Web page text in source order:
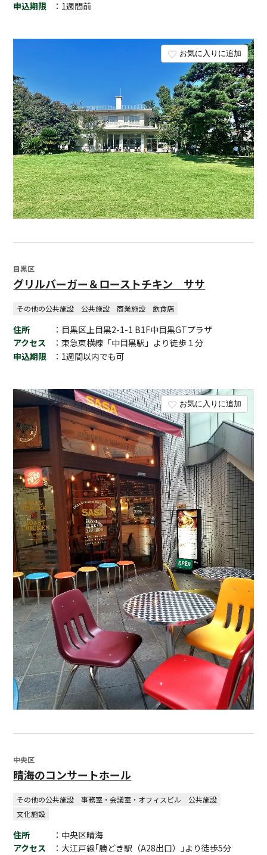
お気に入りに追加
申込期限 ：1週間前
お気に入りに追加
目黒区
グリルバーガー＆ローストチキン ササ
その他の公共施設 公共施設 商業施設 飲食店
住所
：目黒区上目黒2-1-1 B1F中目黒GTプラザ
アクセス
：東急東横線「中目黒駅」より徒歩１分
申込期限
：1週間以内でも可
中央区
晴海のコンサートホール
その他の公共施設 事務室・会議室・オフィスビル
公共施設
文化施設
住所
：中央区晴海
アクセス
：大江戸線｢勝どき駅（A28出口）｣より徒歩5分